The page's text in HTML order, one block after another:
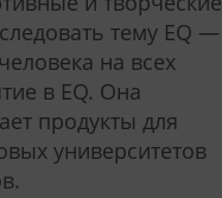
тему EQ —
на всех
в EQ. Она
продукты для
университетов